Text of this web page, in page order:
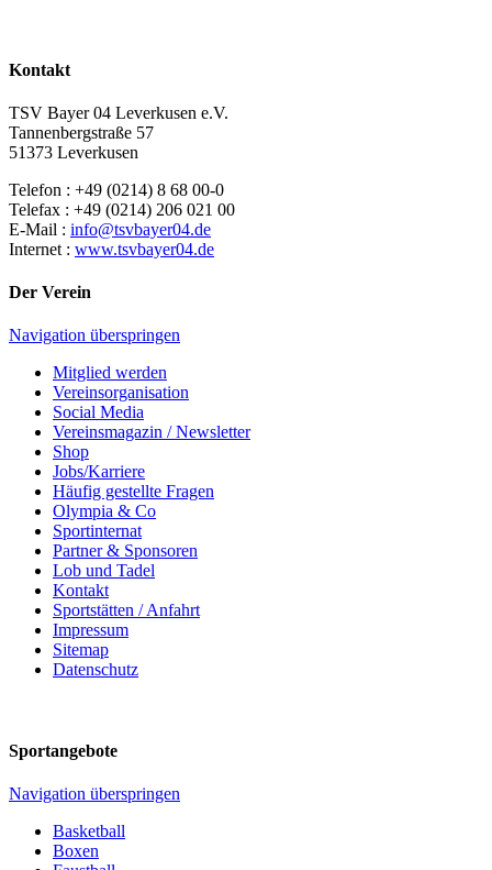
Kontakt
TSV Bayer 04 Leverkusen e.V.
Tannenbergstraße 57
51373 Leverkusen
Telefon : +49 (0214) 8 68 00-0
Telefax : +49 (0214) 206 021 00
E-Mail : info@tsvbayer04.de
Internet : www.tsvbayer04.de
Der Verein
Navigation überspringen
Mitglied werden
Vereinsorganisation
Social Media
Vereinsmagazin / Newsletter
Shop
Jobs/Karriere
Häufig gestellte Fragen
Olympia & Co
Sportinternat
Partner & Sponsoren
Lob und Tadel
Kontakt
Sportstätten / Anfahrt
Impressum
Sitemap
Datenschutz
Sportangebote
Navigation überspringen
Basketball
Boxen